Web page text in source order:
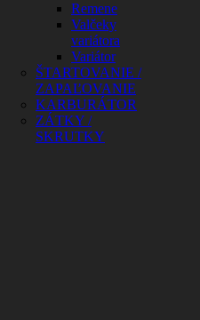
Remene
Valčeky
variátora
Variátor
ŠTARTOVANIE /
ZAPAĽOVANIE
KARBURÁTOR
ZÁTKY /
SKRUTKY